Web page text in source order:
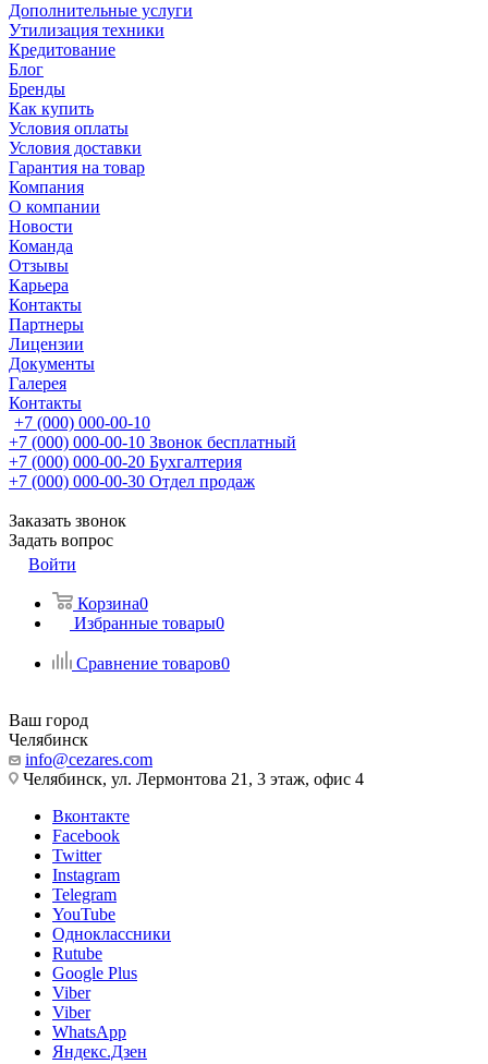
Дополнительные услуги
Утилизация техники
Кредитование
Блог
Бренды
Как купить
Условия оплаты
Условия доставки
Гарантия на товар
Компания
О компании
Новости
Команда
Отзывы
Карьера
Контакты
Партнеры
Лицензии
Документы
Галерея
Контакты
+7 (000) 000-00-10
+7 (000) 000-00-10 Звонок бесплатный
+7 (000) 000-00-20 Бухгалтерия
+7 (000) 000-00-30 Отдел продаж
Заказать звонок
Задать вопрос
Войти
Корзина0
Избранные товары0
Сравнение товаров0
Ваш город
Челябинск
info@cezares.com
Челябинск, ул. Лермонтова 21, 3 этаж, офис 4
Вконтакте
Facebook
Twitter
Instagram
Telegram
YouTube
Одноклассники
Rutube
Google Plus
Viber
Viber
WhatsApp
Яндекс.Дзен